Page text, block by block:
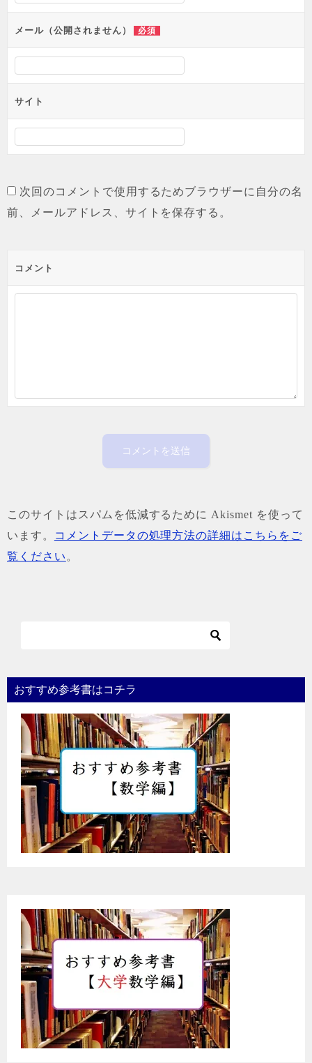
ンメール（公開されません） 必須
サイト
次回のコメントで使用するためブラウザーに自分の名
前、メールアドレス、サイトを保存する。
コメント
このサイトはスパムを低減するために Akismet を使って
います。
コメントデータの処理方法の詳細はこちらをご
覧ください 。
おすすめ参考書はコチラ